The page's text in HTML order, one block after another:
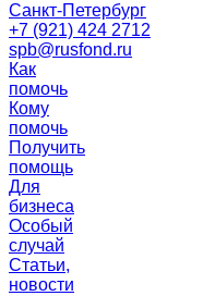
Санкт-Петербург
+7 (921) 424 2712
spb@rusfond.ru
Как
помочь
Кому
помочь
Получить
помощь
Для
бизнеса
Особый
случай
Статьи,
новости